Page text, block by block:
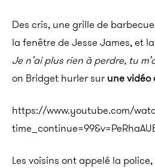
Des cris, une grille de
la fenêtre de Jesse James, et
Je n’ai plus rien à perdre, tu
on Bridget hurler sur une
https://www.youtube.com/
Les voisins ont appelé la